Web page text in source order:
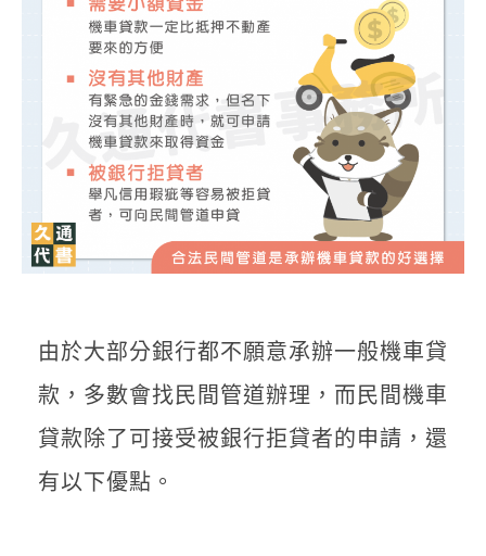
由於大部分銀行都不願意承辦一般機車貸
款，多數會找民間管道辦理，而民間機車
貸款除了可接受被銀行拒貸者的申請，還
有以下優點。